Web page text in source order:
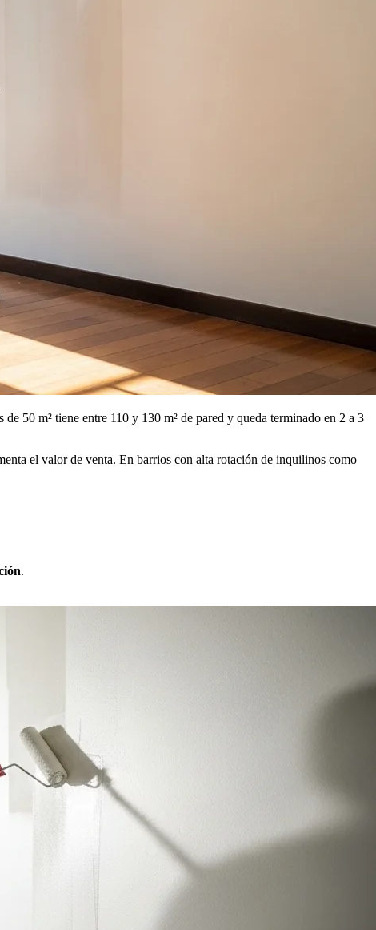
50 m² tiene entre 110 y 130 m² de pared y queda terminado en 2 a 3
el valor de venta. En barrios con alta rotación de inquilinos como
.